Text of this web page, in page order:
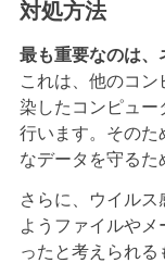
対処方法
最も重要なのは、
これは、他のコ
染したコンピュー
行います。そのた
なデータを守るた
さらに、ウイル
ようファイルや
ったと考えられる